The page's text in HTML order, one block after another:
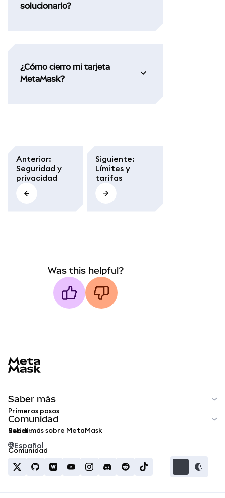
solucionarlo?
¿Cómo cierro mi tarjeta
MetaMask?
Anterior:
Seguridad y
privacidad
Siguiente:
Límites y
tarifas
Was this helpful?
Saber más
Primeros pasos
Saber más sobre MetaMask
Comunidad
Reddit
Comunidad
Español